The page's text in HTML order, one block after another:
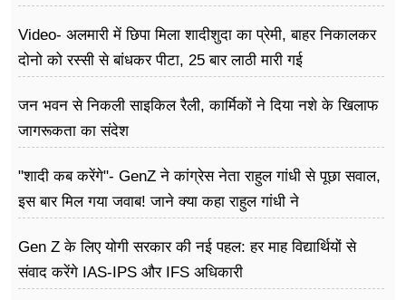
Video- अलमारी में छिपा मिला शादीशुदा का प्रेमी, बाहर निकालकर
दोनो को रस्सी से बांधकर पीटा, 25 बार लाठी मारी गई
जन भवन से निकली साइकिल रैली, कार्मिकों ने दिया नशे के खिलाफ
जागरूकता का संदेश
"शादी कब करेंगे"- GenZ ने कांग्रेस नेता राहुल गांधी से पूछा सवाल,
इस बार मिल गया जवाब! जाने क्या कहा राहुल गांधी ने
Gen Z के लिए योगी सरकार की नई पहल: हर माह विद्यार्थियों से
संवाद करेंगे IAS-IPS और IFS अधिकारी